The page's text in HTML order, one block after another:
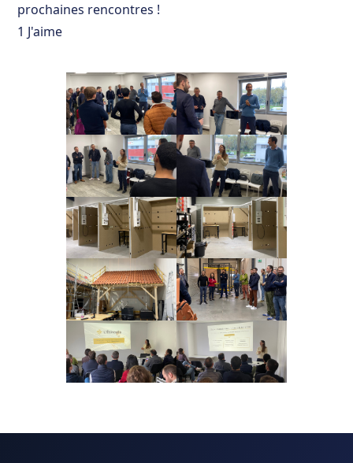
prochaines rencontres !
1 J'aime